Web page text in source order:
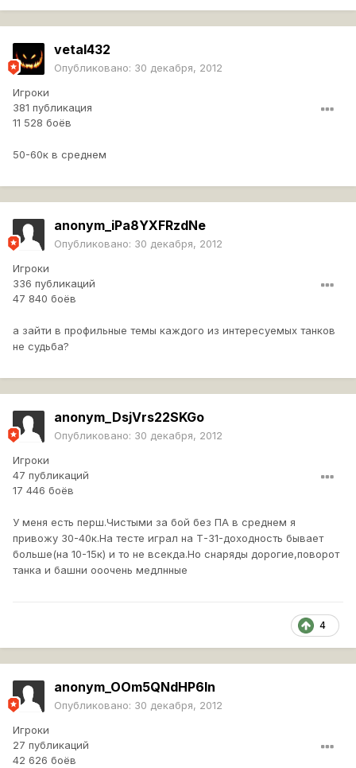
vetal432
Опубликовано: 30 декабря, 2012
Игроки
381 публикация
11 528 боёв
50-60к в среднем
anonym_iPa8YXFRzdNe
Опубликовано: 30 декабря, 2012
Игроки
336 публикаций
47 840 боёв
а зайти в профильные темы каждого из интересуемых танков
не судьба?
anonym_DsjVrs22SKGo
Опубликовано: 30 декабря, 2012
Игроки
47 публикаций
17 446 боёв
У меня есть перш.Чистыми за бой без ПА в среднем я
привожу 30-40к.На тесте играл на Т-31-доходность бывает
больше(на 10-15к) и то не всекда.Но снаряды дорогие,поворот
танка и башни ооочень медлнные
4
anonym_OOm5QNdHP6ln
Опубликовано: 30 декабря, 2012
Игроки
27 публикаций
42 626 боёв